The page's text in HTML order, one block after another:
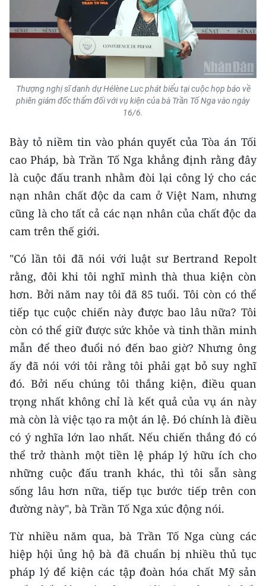
Thượng nghị sĩ danh dự Hélène Luc phát biểu tại cuộc họp báo về
phiên giám đốc thẩm đối với vụ kiện của bà Trần Tố Nga vào ngày
16/6.
Bày tỏ niềm tin vào phán quyết của Tòa án Tối
cao Pháp, bà Trần Tố Nga khẳng định rằng đây
là cuộc đấu tranh nhằm đòi lại công lý cho các
nạn nhân chất độc da cam ở Việt Nam, nhưng
cũng là cho tất cả các nạn nhân của chất độc da
cam trên thế giới.
"Có lần tôi đã nói với luật sư Bertrand Repolt
rằng, đôi khi tôi nghĩ mình thà thua kiện còn
hơn. Bởi năm nay tôi đã 85 tuổi. Tôi còn có thể
tiếp tục cuộc chiến này được bao lâu nữa? Tôi
còn có thể giữ được sức khỏe và tinh thần minh
mẫn để theo đuổi nó đến bao giờ? Nhưng ông
ấy đã nói với tôi rằng tôi phải gạt bỏ suy nghĩ
đó. Bởi nếu chúng tôi thắng kiện, điều quan
trọng nhất không chỉ là kết quả của vụ án này
mà còn là việc tạo ra một án lệ. Đó chính là điều
có ý nghĩa lớn lao nhất. Nếu chiến thắng đó có
thể trở thành một tiền lệ pháp lý hữu ích cho
những cuộc đấu tranh khác, thì tôi sẵn sàng
sống lâu hơn nữa, tiếp tục bước tiếp trên con
đường này", bà Trần Tố Nga xúc động nói.
Từ nhiều năm qua, bà Trần Tố Nga cùng các
hiệp hội ủng hộ bà đã chuẩn bị nhiều thủ tục
pháp lý để kiện các tập đoàn hóa chất Mỹ sản